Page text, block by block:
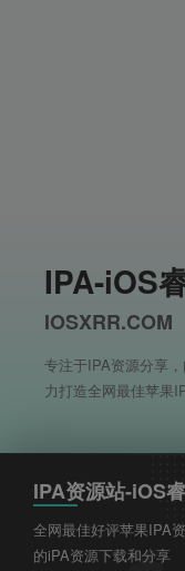
IPA-iOS
IOSXRR.COM
专注于IPA资源分享
力打造全网最佳苹果
IPA资源站-iOS
全网最佳好评苹果IPA
的iPA资源下载和分享